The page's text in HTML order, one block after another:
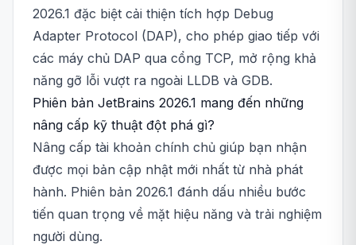
2026.1 đặc biệt cải thiện tích hợp Debug
Adapter Protocol (DAP), cho phép giao tiếp với
các máy chủ DAP qua cổng TCP, mở rộng khả
năng gỡ lỗi vượt ra ngoài LLDB và GDB.
Phiên bản JetBrains 2026.1 mang đến những
nâng cấp kỹ thuật đột phá gì?
Nâng cấp tài khoản chính chủ giúp bạn nhận
được mọi bản cập nhật mới nhất từ nhà phát
hành. Phiên bản 2026.1 đánh dấu nhiều bước
tiến quan trọng về mặt hiệu năng và trải nghiệm
người dùng.